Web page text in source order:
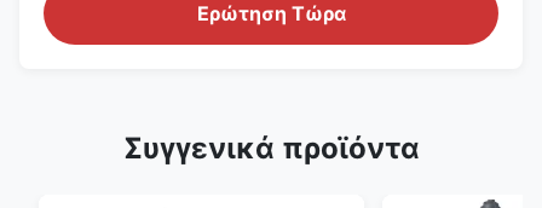
Ερώτηση Τώρα
Συγγενικά προϊόντα